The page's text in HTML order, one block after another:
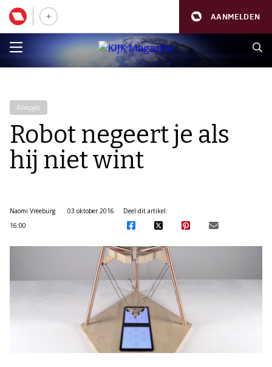
AANMELDEN
Filmpjes
Robot negeert je als
hij niet wint
Naomi Vreeburg
03 oktober 2016
16:00
Deel dit artikel: